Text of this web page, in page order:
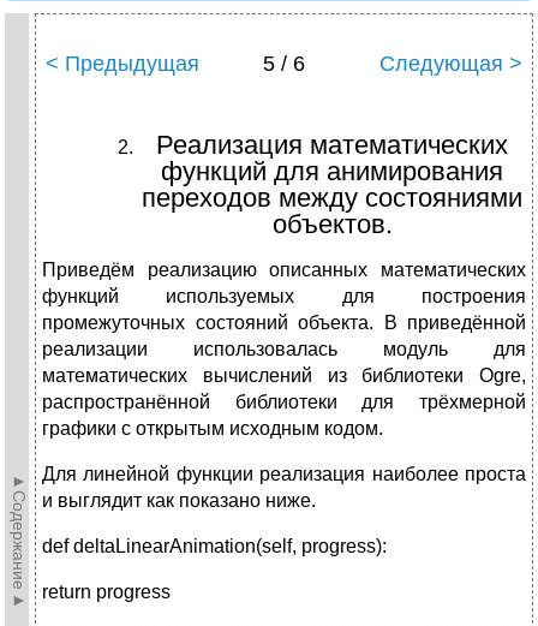
►Содержание►
< Предыдущая 5 / 6 Следующая >
Реализация математических
функций для анимирования
переходов между состояниями
объектов.
Приведём реализацию описанных математических
функций используемых для построения
промежуточных состояний объекта. В приведённой
реализации использовалась модуль для
математических вычислений из библиотеки Ogre,
распространённой библиотеки для трёхмерной
графики с открытым исходным кодом.
Для линейной функции реализация наиболее проста
и выглядит как показано ниже.
def deltaLinearAnimation(self, progress):
return progress